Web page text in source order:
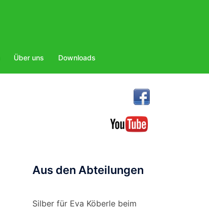
Über uns Downloads
Aus den Abteilungen
Silber für Eva Köberle beim